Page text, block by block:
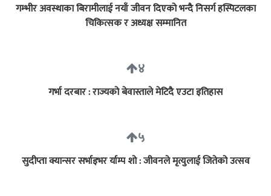
गम्भीर अवस्थाका बिरामीलाई नयाँ जीवन दिएको भन्दै निसर्ग हस्पिटलका
चिकित्सक र अध्यक्ष सम्मानित
४
गर्भा दरबार : राज्यको बेवास्ताले मेटिदै एउटा इतिहास
५
सुदीप्ता क्यान्सर सर्भाइभर र्याम्प शो : जीवनले मृत्युलाई जितेको उत्सव